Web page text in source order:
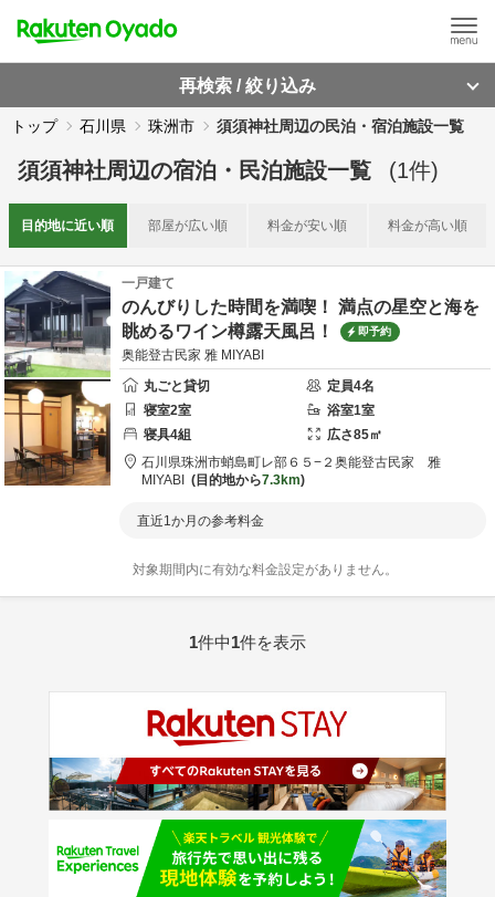
再検索 / 絞り込み
トップ 石川県 珠洲市 須須神社周辺の民泊・宿泊施設一覧
須須神社周辺の宿泊・民泊施設一覧 (1件)
目的地に近い順 部屋が広い順 料金が安い順 料金が高い順
一戸建て
のんびりした時間を満喫！ 満点の星空と海を
眺めるワイン樽露天風呂！
即予約
奥能登古民家 雅 MIYABI
丸ごと貸切
定員4名
寝室2室 浴室1室
寝具4組 広さ85㎡
石川県珠洲市蛸島町レ部６５−２ 奥能登古民家 雅
MIYABI
目的地から7.3km
直近1か月の参考料金
対象期間内に有効な料金設定がありません。
1件中1件を表示